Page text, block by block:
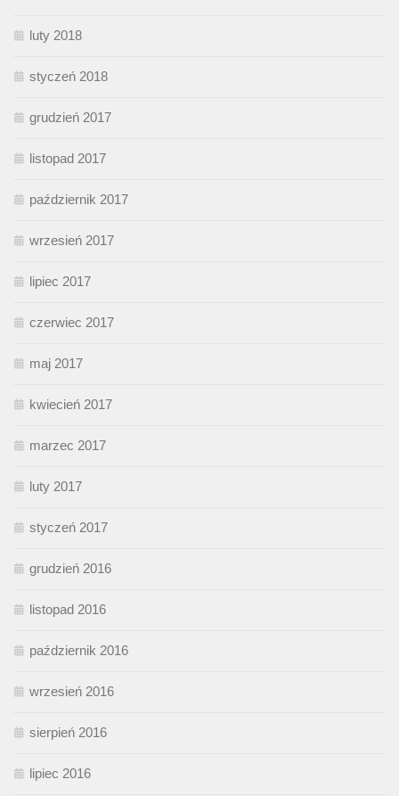
luty 2018
styczeń 2018
grudzień 2017
listopad 2017
październik 2017
wrzesień 2017
lipiec 2017
czerwiec 2017
maj 2017
kwiecień 2017
marzec 2017
luty 2017
styczeń 2017
grudzień 2016
listopad 2016
październik 2016
wrzesień 2016
sierpień 2016
lipiec 2016